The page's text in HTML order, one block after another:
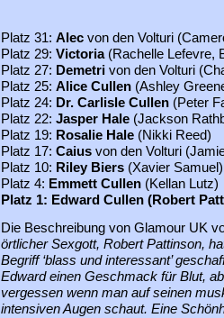
Platz 31: Alec von den Volturi
Platz 29: Victoria (Rachelle Lefevre,
Platz 27: Demetri von den Volturi
Platz 25: Alice Cullen(Ashley
Platz 24: Dr. Carlisle Cullen(Peter
Platz 22: Jasper Hale(Jackson
Platz 19: Rosalie Hale(Nikki Reed)
Platz 17: Caius von den Volturi
Platz 10: Riley Biers(Xavier Samuel)
Platz 4: Emmett Cullen(Kellan Lutz)
Platz 1: Edward Cullen (Robert
Die Beschreibung von Glamour UK
örtlicher Sexgott, Robert Pattinson,
Begriff ‘blass und interessant’
Edward einen Geschmack für Blut,
vergessen wenn man auf seinen
intensiven Augen schaut. Eine